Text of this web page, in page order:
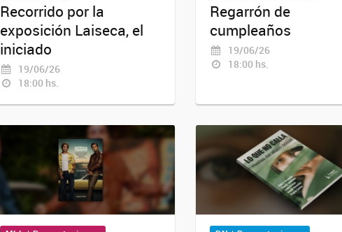
Recorrido por la
exposición Laiseca, el
iniciado
19/06/26
18:00 hs.
Regarrón de
cumpleaños
19/06/26
18:00 hs.